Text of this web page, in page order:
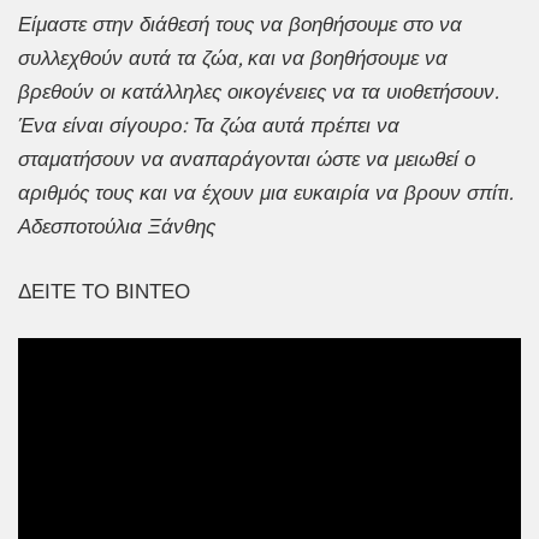
Είμαστε στην διάθεσή τους να βοηθήσουμε στο να
συλλεχθούν αυτά τα ζώα, και να βοηθήσουμε να
βρεθούν οι κατάλληλες οικογένειες να τα υιοθετήσουν.
Ένα είναι σίγουρο: Τα ζώα αυτά πρέπει να
σταματήσουν να αναπαράγονται ώστε να μειωθεί ο
αριθμός τους και να έχουν μια ευκαιρία να βρουν σπίτι.
Αδεσποτούλια Ξάνθης
ΔΕΙΤΕ ΤΟ ΒΙΝΤΕΟ